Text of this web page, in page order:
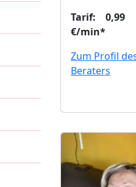
Tarif: 0,99
€/min*
Zum Profil
Beraters